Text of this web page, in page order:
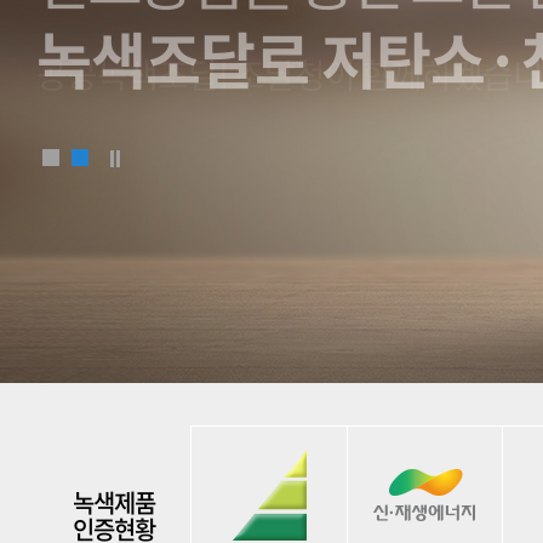
공공녹색조달! 조달청이 함께하겠습
녹색제품
인증현황